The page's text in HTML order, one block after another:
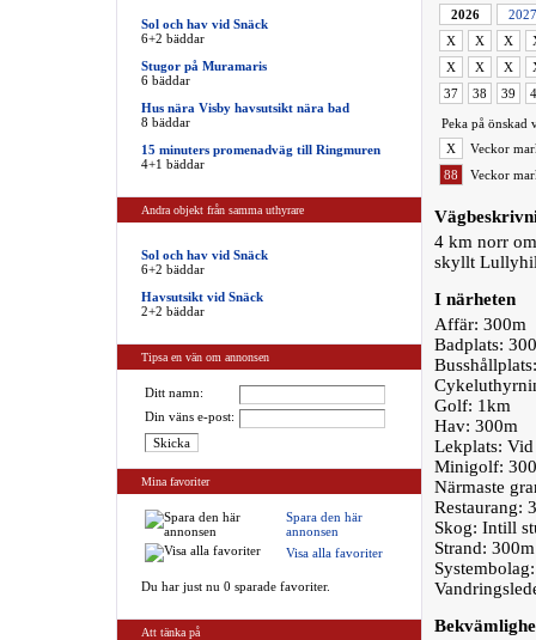
Sol och hav vid Snäck
6+2 bäddar
Stugor på Muramaris
6 bäddar
Hus nära Visby havsutsikt nära bad
8 bäddar
15 minuters promenadväg till Ringmuren
4+1 bäddar
Andra objekt från samma uthyrare
Sol och hav vid Snäck
6+2 bäddar
Havsutsikt vid Snäck
2+2 bäddar
Tipsa en vän om annonsen
Ditt namn:
Din väns e-post:
Mina favoriter
Spara den här
annonsen
Visa alla favoriter
Du har just nu 0 sparade favoriter.
Att tänka på
2026
2027
X
X X
X
X X
37
38 39
Peka på önskad
X
Veckor
88
Veckor
4 km norr
skyllt
I närheten
Affär: 300m
Badplats:
Golf: 1km
Hav: 300m
Lekplats: Vid
Minigolf:
Närmaste
Restaurang:
Skog: Intill
Strand: 300m